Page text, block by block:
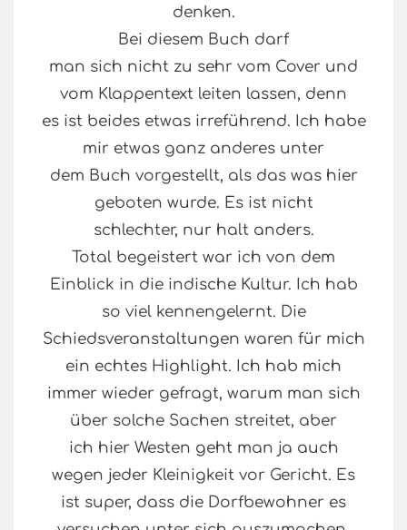
denken.
Bei diesem Buch darf
man sich nicht zu sehr vom Cover und
vom Klappentext leiten lassen, denn
es ist beides etwas irreführend. Ich habe
mir etwas ganz anderes unter
dem Buch vorgestellt, als das was hier
geboten wurde. Es ist nicht
schlechter, nur halt anders.
Total begeistert war ich von dem
Einblick in die indische Kultur. Ich hab
so viel kennengelernt. Die
Schiedsveranstaltungen waren für mich
ein echtes Highlight. Ich hab mich
immer wieder gefragt, warum man sich
über solche Sachen streitet, aber
ich hier Westen geht man ja auch
wegen jeder Kleinigkeit vor Gericht. Es
ist super, dass die Dorfbewohner es